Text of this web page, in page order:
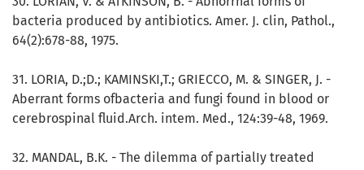
bacteria produced by antibiotics. Amer. J. clin, Pathol.,
64(2):678-88, 1975.
31. LORIA, D.;D.; KAMINSKI,T.; GRIECCO, M. & SINGER, J. -
Aberrant forms ofbacteria and fungi found in blood or
cerebrospinal fluid.Arch. intem. Med., 124:39-48, 1969.
32. MANDAL, B.K. - The dilemma of partialIy treated